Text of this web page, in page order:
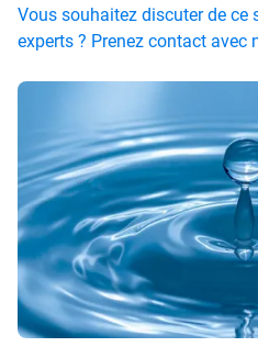
Vous souhaitez discuter de ce
experts ? Prenez contact avec